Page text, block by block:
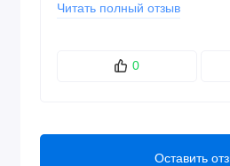
хранить всё, что угодно, без
Аккумулятор держит заряд
Читать полный отзыв
0
Оставить